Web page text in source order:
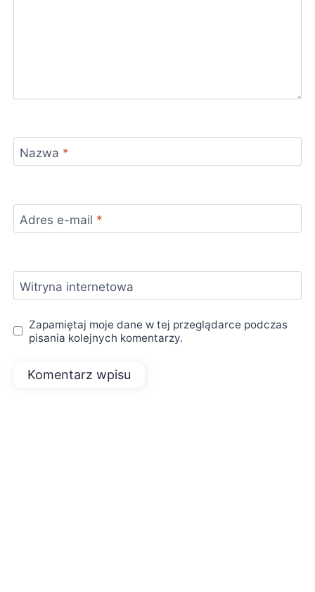
Nazwa *
Adres e-mail *
Witryna internetowa
Zapamiętaj moje dane w tej przeglądarce podczas
pisania kolejnych komentarzy.